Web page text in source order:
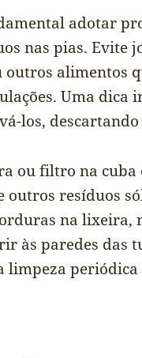
adotar
nas pias. Evite
outros alimentos
Uma dica
los,
ou filtro na cuba
outros resíduos
na lixeira,
às paredes das
limpeza